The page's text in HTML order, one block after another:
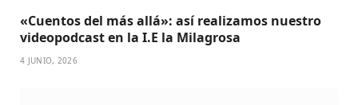
«Cuentos del más allá»: así realizamos nuestro
videopodcast en la I.E la Milagrosa
4 JUNIO, 2026